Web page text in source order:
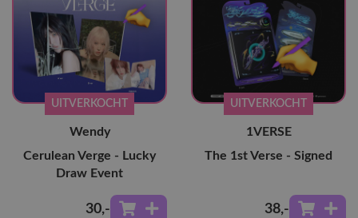
UITVERKOCHT
Wendy
Cerulean Verge - Lucky
Draw Event
30,-
UITVERKOCHT
1VERSE
The 1st Verse - Signed
38,-